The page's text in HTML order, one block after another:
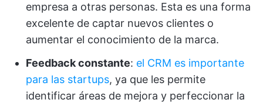
empresa a otras personas. Esta es una forma
excelente de captar nuevos clientes o
aumentar el conocimiento de la marca.
Feedback constante: el CRM es importante
para las startups, ya que les permite
identificar áreas de mejora y perfeccionar la